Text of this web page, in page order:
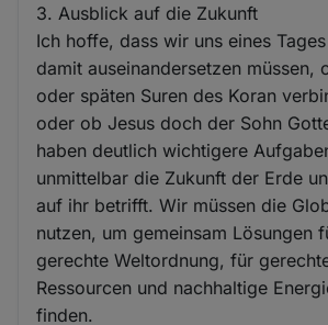
3. Ausblick auf die Zukunft
Ich hoffe, dass wir uns eines
damit auseinandersetzen müssen,
oder späten Suren des Koran
oder ob Jesus doch der Sohn
haben deutlich wichtigere
unmittelbar die Zukunft der Erde
auf ihr betrifft. Wir müssen die
nutzen, um gemeinsam Lösungen
gerechte Weltordnung, für
Ressourcen und nachhaltige
finden.